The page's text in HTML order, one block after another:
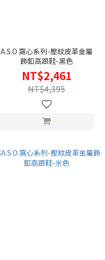
A.S.O 窩心系列-壓紋皮革金屬
飾釦高跟鞋-黑色
NT$2,461
NT$4,395